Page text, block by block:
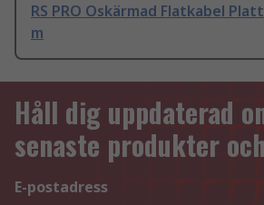
RS PRO Oskärmad Flatkabel
m
Håll dig uppdaterad
senaste produkter
E-postadress